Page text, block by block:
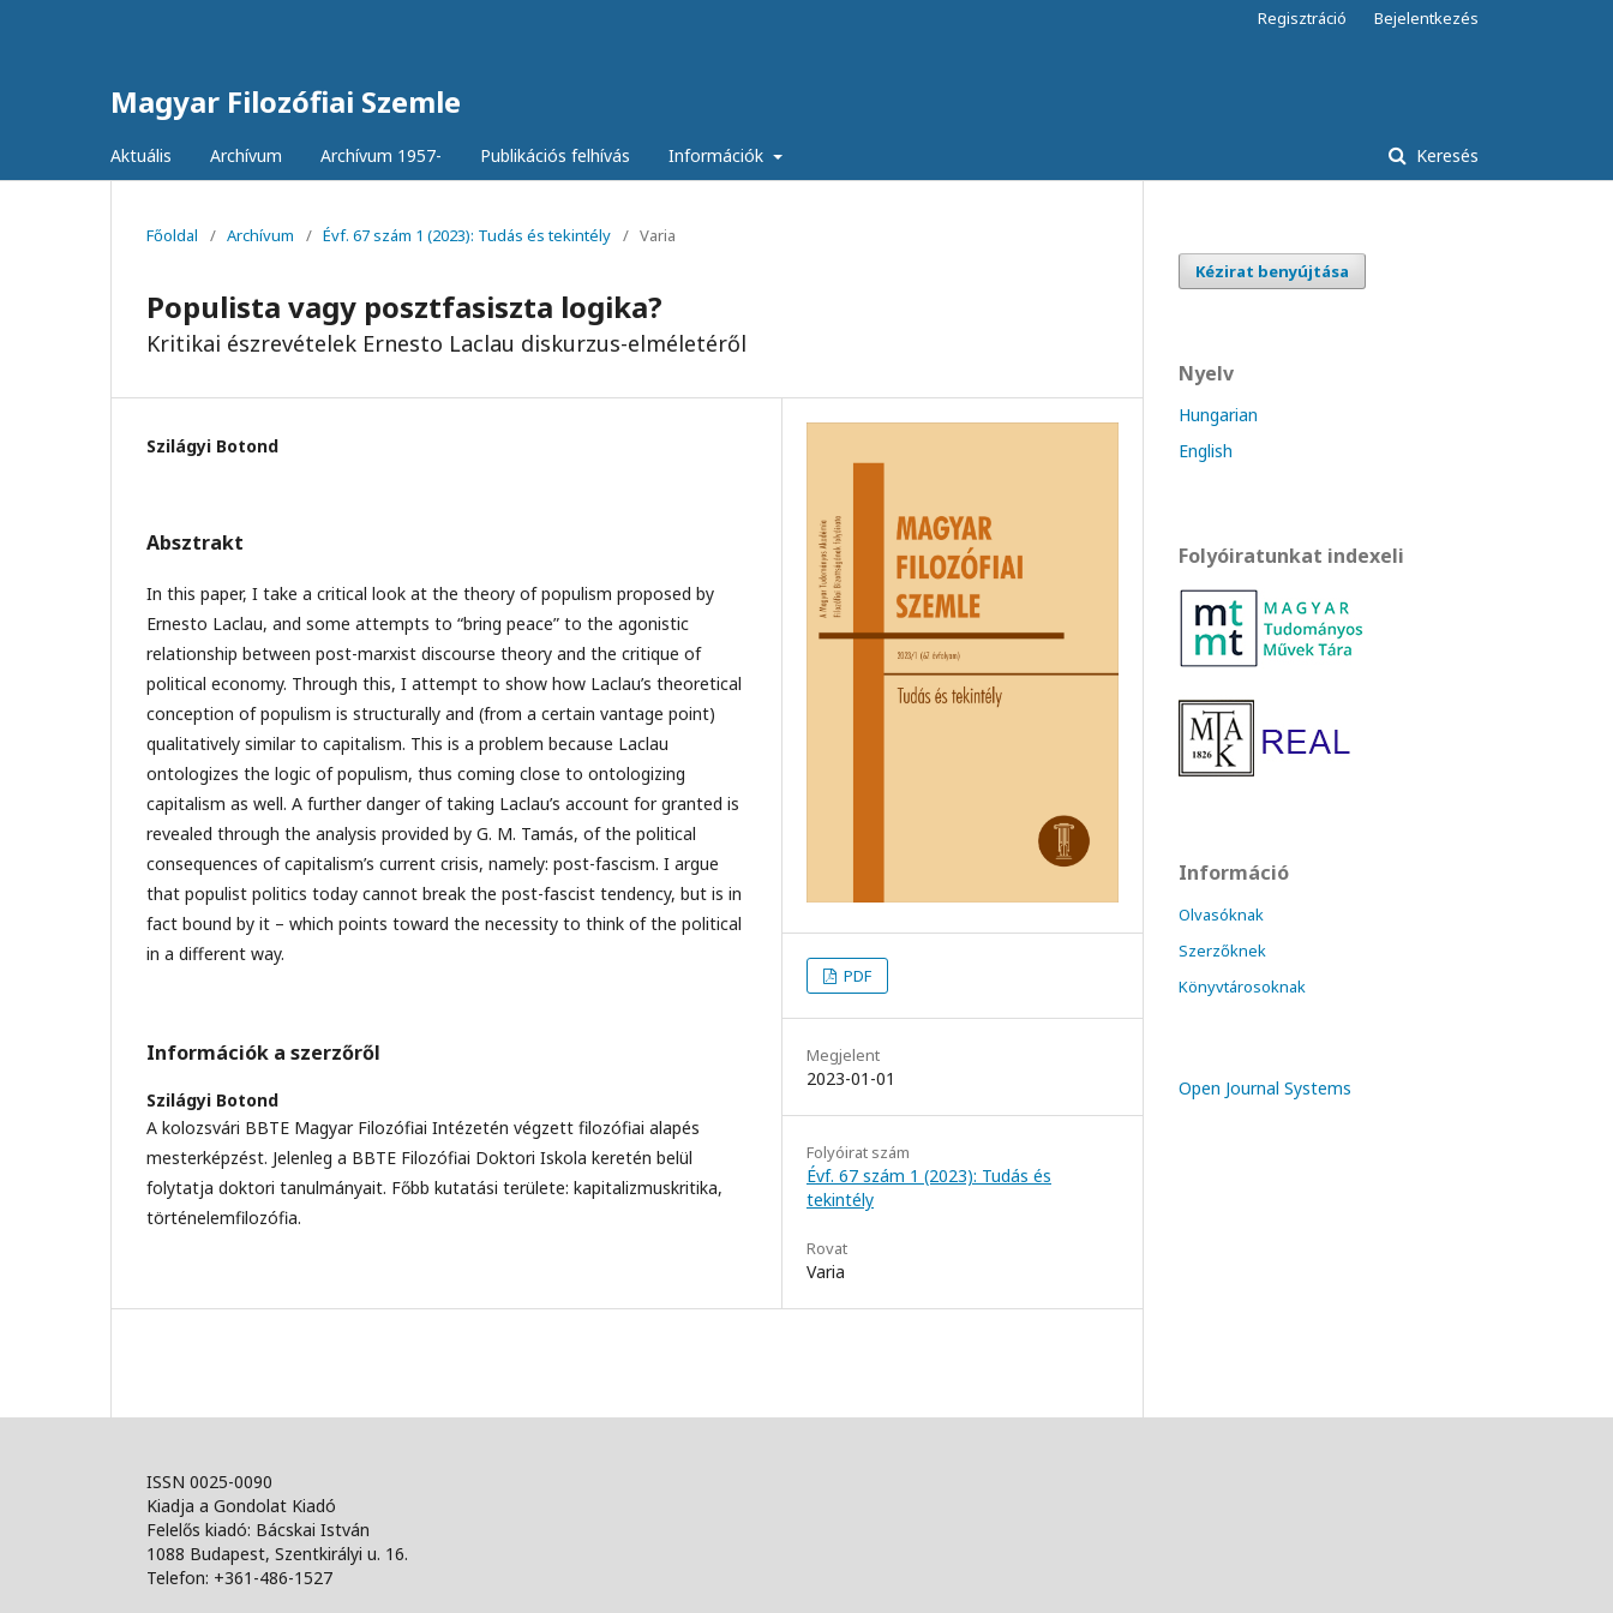
Magyar Filozófiai Szemle
Aktuális Archívum Archívum 1957- Publikációs felhívás Információk Keresés
Regisztráció Bejelentkezés
Főoldal / Archívum / Évf. 67 szám 1 (2023): Tudás és tekintély / Varia
Populista vagy posztfasiszta logika?
Kritikai észrevételek Ernesto Laclau diskurzus-elméletéről
Szilágyi Botond
Absztrakt
In this paper, I take a critical look at the theory of populism proposed by
Ernesto Laclau, and some attempts to “bring peace” to the agonistic
relationship between post-marxist discourse theory and the critique of
political economy. Through this, I attempt to show how Laclau’s theoretical
conception of populism is structurally and (from a certain vantage point)
qualitatively similar to capitalism. This is a problem because Laclau
ontologizes the logic of populism, thus coming close to ontologizing
capitalism as well. A further danger of taking Laclau’s account for granted is
revealed through the analysis provided by G. M. Tamás, of the political
consequences of capitalism’s current crisis, namely: post-fascism. I argue
that populist politics today cannot break the post-fascist tendency, but is in
fact bound by it – which points toward the necessity to think of the political
in a different way.
Információk a szerzőről
Szilágyi Botond
A kolozsvári BBTE Magyar Filozófiai Intézetén végzett filozófiai alapés
mesterképzést. Jelenleg a BBTE Filozófiai Doktori Iskola keretén belül
folytatja doktori tanulmányait. Főbb kutatási területe: kapitalizmuskritika,
történelemfilozófia.
PDF
Megjelent
2023-01-01
Folyóirat szám
Évf. 67 szám 1 (2023): Tudás és
tekintély
Rovat
Varia
Kézirat benyújtása
Nyelv
Hungarian
English
Folyóiratunkat indexeli
Információ
Olvasóknak
Szerzőknek
Könyvtárosoknak
Open Journal Systems
ISSN 0025-0090
Kiadja a Gondolat Kiadó
Felelős kiadó: Bácskai István
1088 Budapest, Szentkirályi u. 16.
Telefon: +361-486-1527